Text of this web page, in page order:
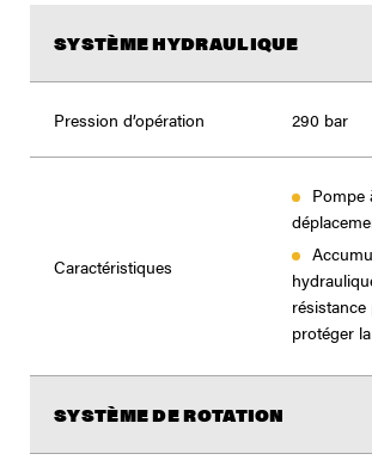
SYSTÈME HYDRAULIQUE
Pression d’opération 290 bar
Caractéristiques
Pompe
protéger
SYSTÈME DE ROTATION